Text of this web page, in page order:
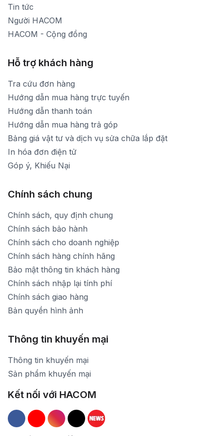
Tin tức
Người HACOM
HACOM - Cộng đồng
Hỗ trợ khách hàng
Tra cứu đơn hàng
Hướng dẫn mua hàng trực tuyến
Hướng dẫn thanh toán
Hướng dẫn mua hàng trả góp
Bảng giá vật tư và dịch vụ sửa chữa lắp đặt
In hóa đơn điện tử
Góp ý, Khiếu Nại
Chính sách chung
Chính sách, quy định chung
Chính sách bảo hành
Chính sách cho doanh nghiệp
Chính sách hàng chính hãng
Bảo mật thông tin khách hàng
Chính sách nhập lại tính phí
Chính sách giao hàng
Bản quyền hình ảnh
Thông tin khuyến mại
Thông tin khuyến mại
Sản phẩm khuyến mại
Kết nối với HACOM
Hacom Facebook
Hacom YouTube
Hacom Instagram
Hacom TikTok